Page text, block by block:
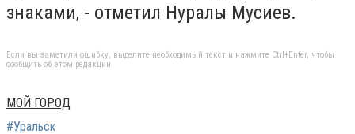
знаками, - отметил Нуралы Мусиев.
Если вы заметили ошибку, выделите необходимый текст и нажмите Ctrl+Enter, чтобы
сообщить об этом редакции
МОЙ ГОРОД
#Уральск